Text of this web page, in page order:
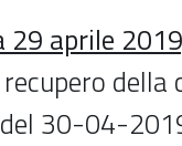
29 aprile
del 30-04-